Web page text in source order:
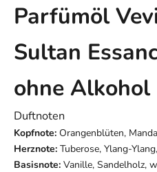
Parfümöl
Sultan
ohne Alkohol
Duftnoten
Kopfnote: Orangenblüten,
Herznote: Tuberose, Ylang-
Basisnote: Vanille, Sandelholz,